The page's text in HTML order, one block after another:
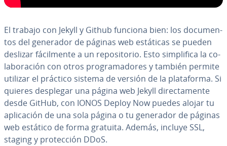
El trabajo con Jekyll y Github funciona bien: los do­cu­me­n­
tos del generador de páginas web estáticas se pueden
deslizar fá­ci­l­me­n­te a un re­po­si­to­rio. Esto si­m­pli­fi­ca la co­
la­bo­ra­ción con otros pro­gra­ma­do­res y también permite
utilizar el práctico sistema de versión de la pla­ta­fo­r­ma. Si
quieres desplegar una página web Jekyll di­re­c­ta­me­n­te
desde GitHub, con IONOS Deploy Now puedes alojar tu
apli­ca­ción de una sola página o tu generador de páginas
web estático de forma gratuita. Además, incluye SSL,
staging y pro­te­c­ción DDoS.